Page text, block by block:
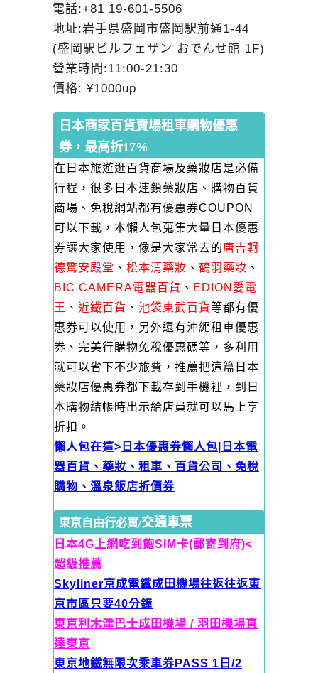
電話:+81 19-601-5506
地址:岩手県盛岡市盛岡駅前通1-44
(盛岡駅ビルフェザン おでんせ館 1F)
營業時間:11:00-21:30
價格: ¥1000up
日本商家百貨賣場租車購物優惠
券，最高折17%
在日本旅遊逛百貨商場及藥妝店是必備
行程，很多日本連鎖藥妝店、購物百貨
商場、免稅網站都有優惠券COUPON
可以下載，本懶人包蒐集大量日本優惠
券讓大家使用，像是大家常去的唐吉軻
德驚安殿堂 、 松本清藥妝 、 鶴羽藥妝 、
BIC CAMERA電器百貨 、 EDION愛電
王 、 近鐵百貨 、 池袋東武百貨等都有優
惠券可以使用，另外還有沖繩租車優惠
券、完美行購物免稅優惠碼等，多利用
就可以省下不少旅費，推薦把這篇日本
藥妝店優惠券都下載存到手機裡，到日
本購物結帳時出示給店員就可以馬上享
折扣。
懶人包在這> 日本優惠券懶人包|日本電
器百貨、藥妝、租車、百貨公司、免稅
購物、溫泉飯店折價券
東京自由行必買/交通車票
日本4G上網吃到飽SIM卡(郵寄到府)<
超級推薦
Skyliner京成電鐵成田機場往返往返東
京市區只要40分鐘
東京利木津巴士成田機場 / 羽田機場直
達東京
東京地鐵無限次乘車券PASS 1日/2